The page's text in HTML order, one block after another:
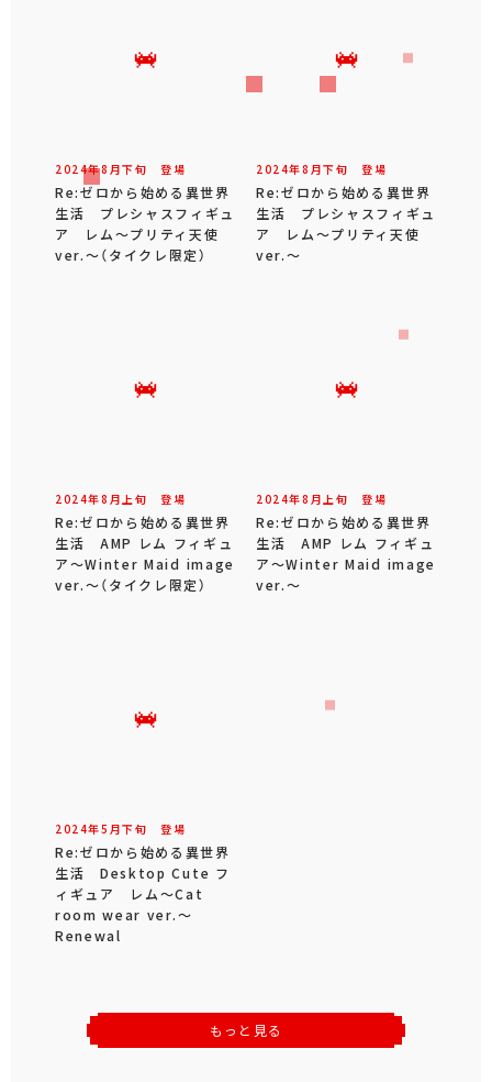
2024年8 月下旬 登場
Re:ゼロから始める異世界
生活 プレシャスフィギュ
ア レム～プリティ天使
ver.～（タイクレ限定）
2024年8 月下旬 登場
Re:ゼロから始める異世界
生活 プレシャスフィギュ
ア レム～プリティ天使
ver.～
2024年8 月 上旬 登場
Re:ゼロから始める異世界
生活 AMP レム フィギュ
ア～Winter Maid image
ver.～（タイクレ限定）
2024年8 月 上旬 登場
Re:ゼロから始める異世界
生活 AMP レム フィギュ
ア～Winter Maid image
ver.～
2024年5 月下旬 登場
Re:ゼロから始める異世界
生活 Desktop Cute フ
ィギュア レム～Cat
room wear ver.～
Renewal
もっと見る